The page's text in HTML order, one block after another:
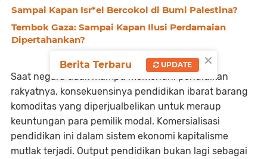
Sampai Kapan Isr*el Bercokol di Bumi Palestina?
Tembok Gaza: Sampai Kapan Ilusi Perdamaian
Dipertahankan?
Saat negara tidak mampu memenuhi pendidikan
rakyatnya, konsekuensinya pendidikan ibarat barang
komoditas yang diperjualbelikan untuk meraup
keuntungan para pemilik modal. Komersialisasi
pendidikan ini dalam sistem ekonomi kapitalisme
mutlak terjadi. Output pendidikan bukan lagi sebagai
×
Berita Terbaru UPDATE